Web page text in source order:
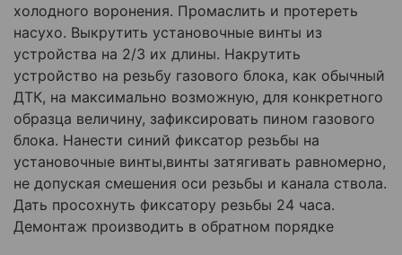
холодного воронения. Промаслить и протереть
насухо. Выкрутить установочные винты из
устройства на 2/3 их длины. Накрутить
устройство на резьбу газового блока, как обычный
ДТК, на максимально возможную, для конкретного
образца величину, зафиксировать пином газового
блока. Нанести синий фиксатор резьбы на
установочные винты,винты затягивать равномерно,
не допуская смешения оси резьбы и канала ствола.
Дать просохнуть фиксатору резьбы 24 часа.
Демонтаж производить в обратном порядке